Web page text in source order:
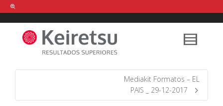
Help me Dante! I'm looking for new
shirts in a size medium
that cost
between £ . Show me all the
items, from the brandour legacy.
Mediakit Formatos – EL
PAIS _ 29-12-2017